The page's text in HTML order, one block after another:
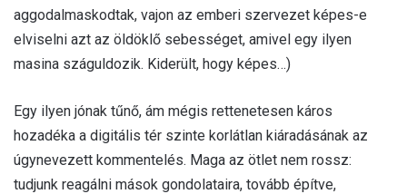
aggodalmaskodtak, vajon az emberi szervezet képes-e
elviselni azt az öldöklő sebességet, amivel egy ilyen
masina száguldozik. Kiderült, hogy képes…)
Egy ilyen jónak tűnő, ám mégis rettenetesen káros
hozadéka a digitális tér szinte korlátlan kiáradásának az
úgynevezett kommentelés. Maga az ötlet nem rossz:
tudjunk reagálni mások gondolataira, tovább építve,